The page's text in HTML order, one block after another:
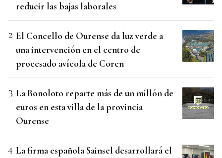
reducir las bajas laborales
El Concello de Ourense da luz verde a
una intervención en el centro de
procesado avícola de Coren
La Bonoloto reparte más de un millón de
euros en esta villa de la provincia
Ourense
La firma española Sainsel desarrollará el